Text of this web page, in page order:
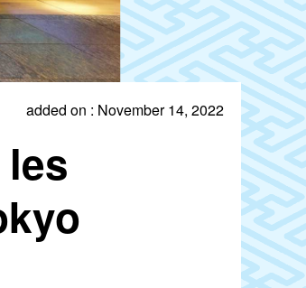
added on : November 14, 2022